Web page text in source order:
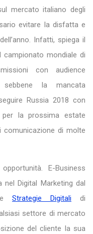
mercato italiano degli
evitare la disfatta e
Infatti, spiega il
campionato mondiale di
con audience
sebbene la mancata
Russia 2018 con
la prossima estate
comunicazione di molte
E-Business
Digital Marketing dal
Strategie Digitali di
settore di mercato
del cliente la sua